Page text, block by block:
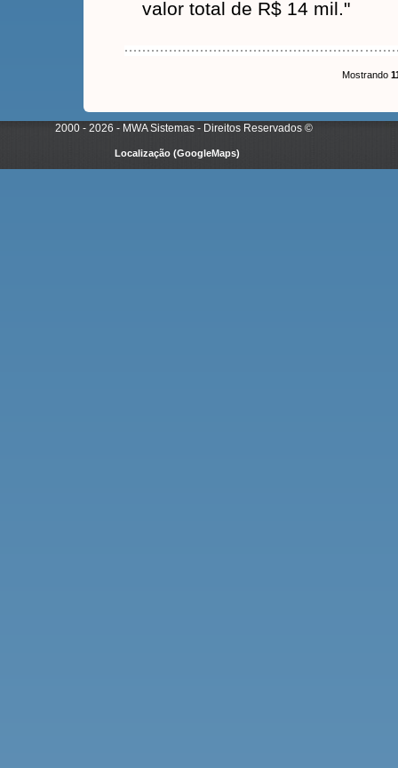
valor total de R$ 14 mil."
Mostrando
2000 - 2026 - MWA Sistemas - Direitos Reservados©
Localização (GoogleMaps)